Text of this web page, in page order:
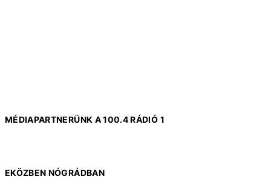
MÉDIAPARTNERÜNK A 100.4 RÁDIÓ 1
EKÖZBEN NÓGRÁDBAN